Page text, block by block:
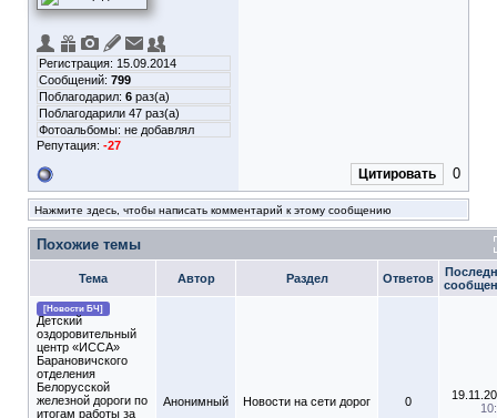
Регистрация: 15.09.2014
Сообщений: 799
Поблагодарил: 6 раз(а)
Поблагодарили 47 раз(а)
Фотоальбомы: не добавлял
Репутация: -27
Цитировать 0
Нажмите здесь, чтобы написать комментарий к этому сообщению
Похожие темы
Тема Автор Раздел Ответов
[Новости БЧ]
Детский
оздоровительный
центр «ИССА»
Барановичского
отделения
Белорусской
железной дороги по
итогам работы за
Анонимный Новости на сети дорог 0